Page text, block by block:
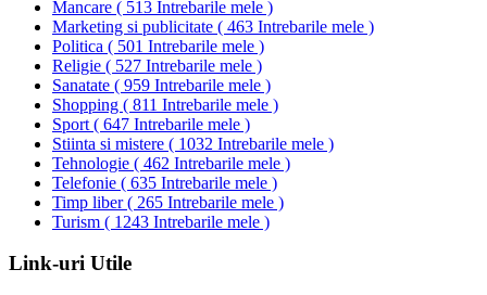
Mancare ( 513 Intrebarile mele )
Marketing si publicitate ( 463 Intrebarile mele )
Politica ( 501 Intrebarile mele )
Religie ( 527 Intrebarile mele )
Sanatate ( 959 Intrebarile mele )
Shopping ( 811 Intrebarile mele )
Sport ( 647 Intrebarile mele )
Stiinta si mistere ( 1032 Intrebarile mele )
Tehnologie ( 462 Intrebarile mele )
Telefonie ( 635 Intrebarile mele )
Timp liber( 265 Intrebarile mele )
Turism ( 1243 Intrebarile mele )
Link-uri Utile